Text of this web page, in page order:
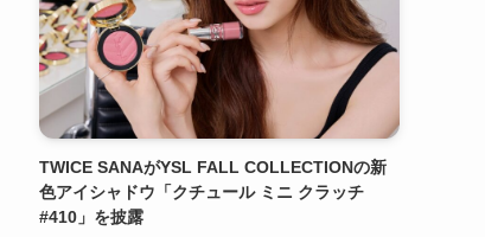
TWICE SANAがYSL FALL COLLECTIONの新
色アイシャドウ「クチュール ミニ クラッチ
#410」を披露